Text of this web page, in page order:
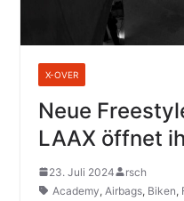
X-OVER
Neue
LAAX öffnet
23. Juli 2024
rsch
Academy, Airbags, Biken,